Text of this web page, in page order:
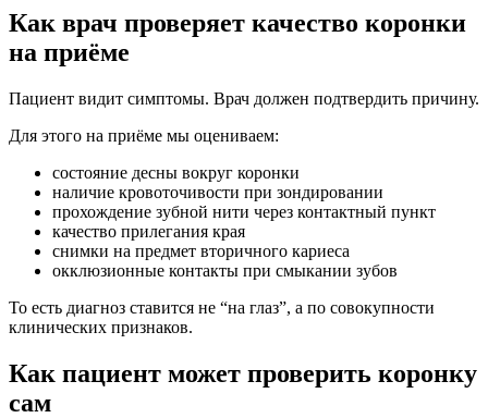
Как врач проверяет качество коронки
на приёме
Пациент видит симптомы. Врач должен подтвердить причину.
Для этого на приёме мы оцениваем:
состояние десны вокруг коронки
наличие кровоточивости при зондировании
прохождение зубной нити через контактный пункт
качество прилегания края
снимки на предмет вторичного кариеса
окклюзионные контакты при смыкании зубов
То есть диагноз ставится не “на глаз”, а по совокупности
клинических признаков.
Как пациент может проверить коронку
сам